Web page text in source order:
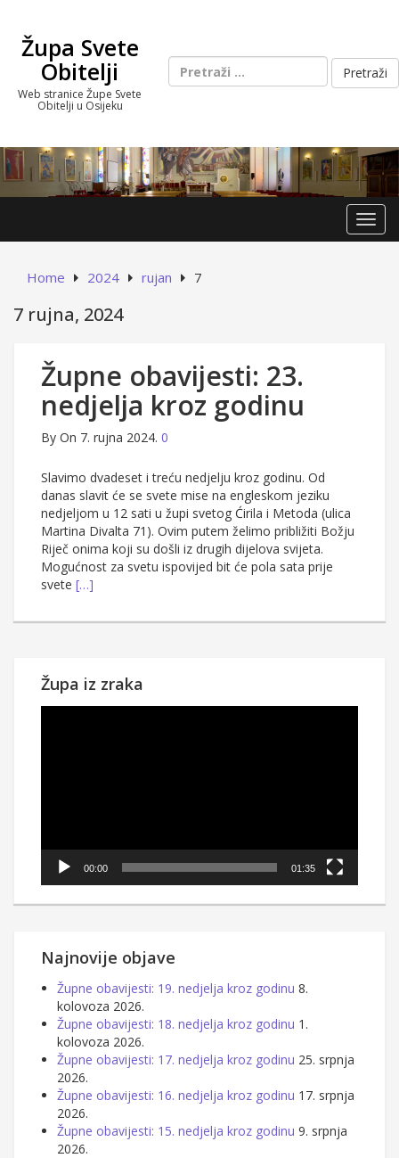
contentŽupa Svete
Obitelji
Web stranice Župe Svete
Obitelji u Osijeku
Pretraži:
Home 2024 rujan 7
7 rujna, 2024
Župne obavijesti: 23.
nedjelja kroz godinu
By On 7. rujna 2024. 0
Slavimo dvadeset i treću nedjelju kroz godinu. Od
danas slavit će se svete mise na engleskom jeziku
nedjeljom u 12 sati u župi svetog Ćirila i Metoda (ulica
Martina Divalta 71). Ovim putem želimo približiti Božju
Riječ onima koji su došli iz drugih dijelova svijeta.
Mogućnost za svetu ispovijed bit će pola sata prije
svete […]
Župa iz zraka
00:00 01:35
Najnovije objave
Župne obavijesti: 19. nedjelja kroz godinu 8.
kolovoza 2026.
Župne obavijesti: 18. nedjelja kroz godinu 1.
kolovoza 2026.
Župne obavijesti: 17. nedjelja kroz godinu 25. srpnja
2026.
Župne obavijesti: 16. nedjelja kroz godinu 17. srpnja
2026.
Župne obavijesti: 15. nedjelja kroz godinu 9. srpnja
2026.